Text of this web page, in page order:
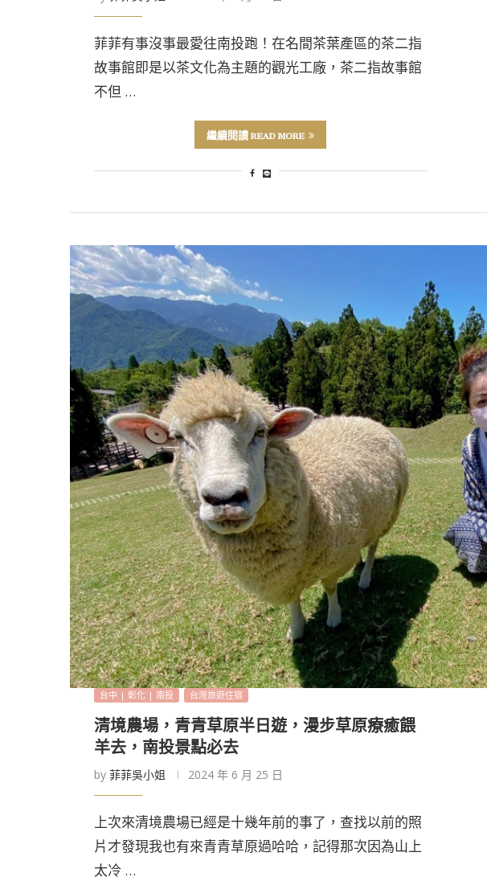
菲菲有事沒事最愛往南投跑！在名間茶葉產區的茶二指
故事館即是以茶文化為主題的觀光工廠，茶二指故事館
不但 …
繼續閱讀 READ MORE
台中 | 彰化 | 南投 台灣旅遊住宿
清境農場，青青草原半日遊，漫步草原療癒餵
羊去，南投景點必去
by 菲菲吳小姐 2024 年 6 月 25 日
上次來清境農場已經是十幾年前的事了，查找以前的照
片才發現我也有來青青草原過哈哈，記得那次因為山上
太冷 …